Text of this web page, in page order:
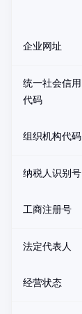
企业网址
统一社会信用
代码
组织机构代码
纳税人识别号
工商注册号
法定代表人
经营状态